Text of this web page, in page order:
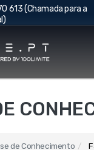
613 (Chamada para a
de Conhecimento